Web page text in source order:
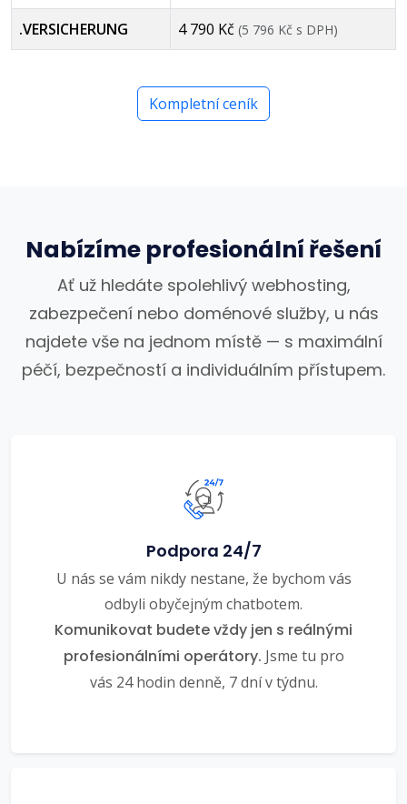
.VERSICHERUNG 4 790 Kč (5 796 Kč s DPH)
Kompletní ceník
Nabízíme profesionální řešení
Ať už hledáte spolehlivý webhosting,
zabezpečení nebo doménové služby, u nás
najdete vše na jednom místě — s maximální
péčí, bezpečností a individuálním přístupem.
Podpora 24/7
U nás se vám nikdy nestane, že bychom vás
odbyli obyčejným chatbotem.
Komunikovat budete vždy jen s reálnými
profesionálními operátory. Jsme tu pro
vás 24 hodin denně, 7 dní v týdnu.